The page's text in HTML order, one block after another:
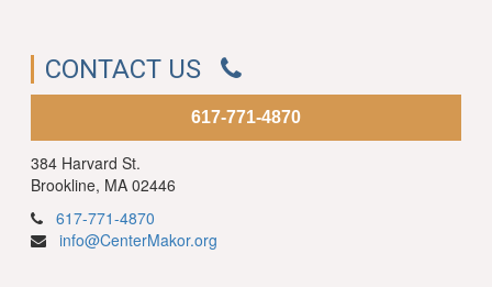
CONTACT US
617-771-4870
384 Harvard St.
Brookline, MA 02446
617-771-4870
info@CenterMakor.org